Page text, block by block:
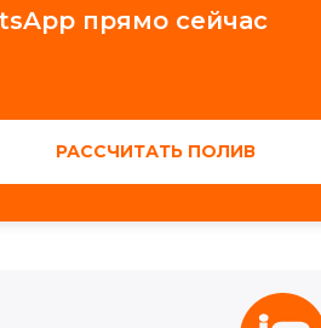
прямо сейчас
РАССЧИТАТЬ ПОЛИВ
Контакты